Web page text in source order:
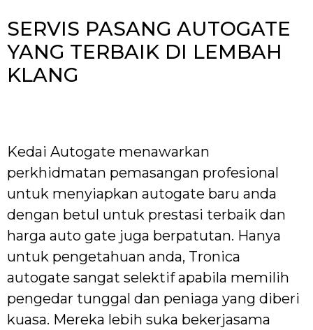
SERVIS PASANG AUTOGATE
YANG TERBAIK DI LEMBAH
KLANG
Kedai Autogate menawarkan
perkhidmatan pemasangan profesional
untuk menyiapkan autogate baru anda
dengan betul untuk prestasi terbaik dan
harga auto gate juga berpatutan. Hanya
untuk pengetahuan anda, Tronica
autogate sangat selektif apabila memilih
pengedar tunggal dan peniaga yang diberi
kuasa. Mereka lebih suka bekerjasama